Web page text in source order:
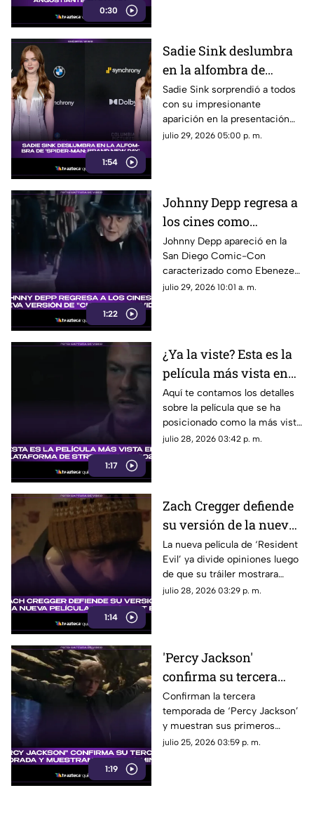
0:30
1:54
Sadie Sink deslumbra
en la alfombra de
'Spider-Man: Brand
New Day'
Sadie Sink sorprendió a todos
con su impresionante
aparición en la presentación
de ‘Spider-Man: Brand New
julio 29, 2026 05:00 p. m.
1:22
Johnny Depp regresa a
los cines como
Ebenezer Scrooge en
nueva versión de
'Cuento de Navidad'
Johnny Depp apareció en la
San Diego Comic-Con
caracterizado como Ebenezer
Scrooge. Aquí te contamos los
julio 29, 2026 10:01 a. m.
1:17
¿Ya la viste? Esta es la
película más vista en
plataforma de
streaming en 2026;
logró superar las 147
millones de
Aquí te contamos los detalles
sobre la película que se ha
posicionado como la más vista
en plataforma de streaming de
julio 28, 2026 03:42 p. m.
1:14
Zach Cregger defiende
su versión de la nueva
película de 'Resident
Evil' y esto fue lo que
dijo al respecto
La nueva película de ‘Resident
Evil’ ya divide opiniones luego
de que su tráiler mostrara
elementos que no gustan a los
julio 28, 2026 03:29 p. m.
1:19
'Percy Jackson'
confirma su tercera
temporada y muestra
sus primeros minutos:
¿Cuándo se estrena?
Confirman la tercera
temporada de ‘Percy Jackson’
y muestran sus primeros
minutos. Fecha de estreno y
julio 25, 2026 03:59 p. m.